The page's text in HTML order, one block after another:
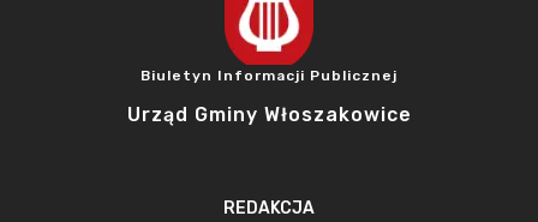
Biuletyn Informacji Publicznej
Urząd Gminy Włoszakowice
REDAKCJA